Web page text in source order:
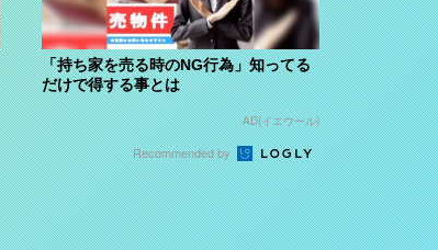
「持ち家を売る時のNG行為」知ってる
だけで得する事とは
AD(イエウール)
Recommended by